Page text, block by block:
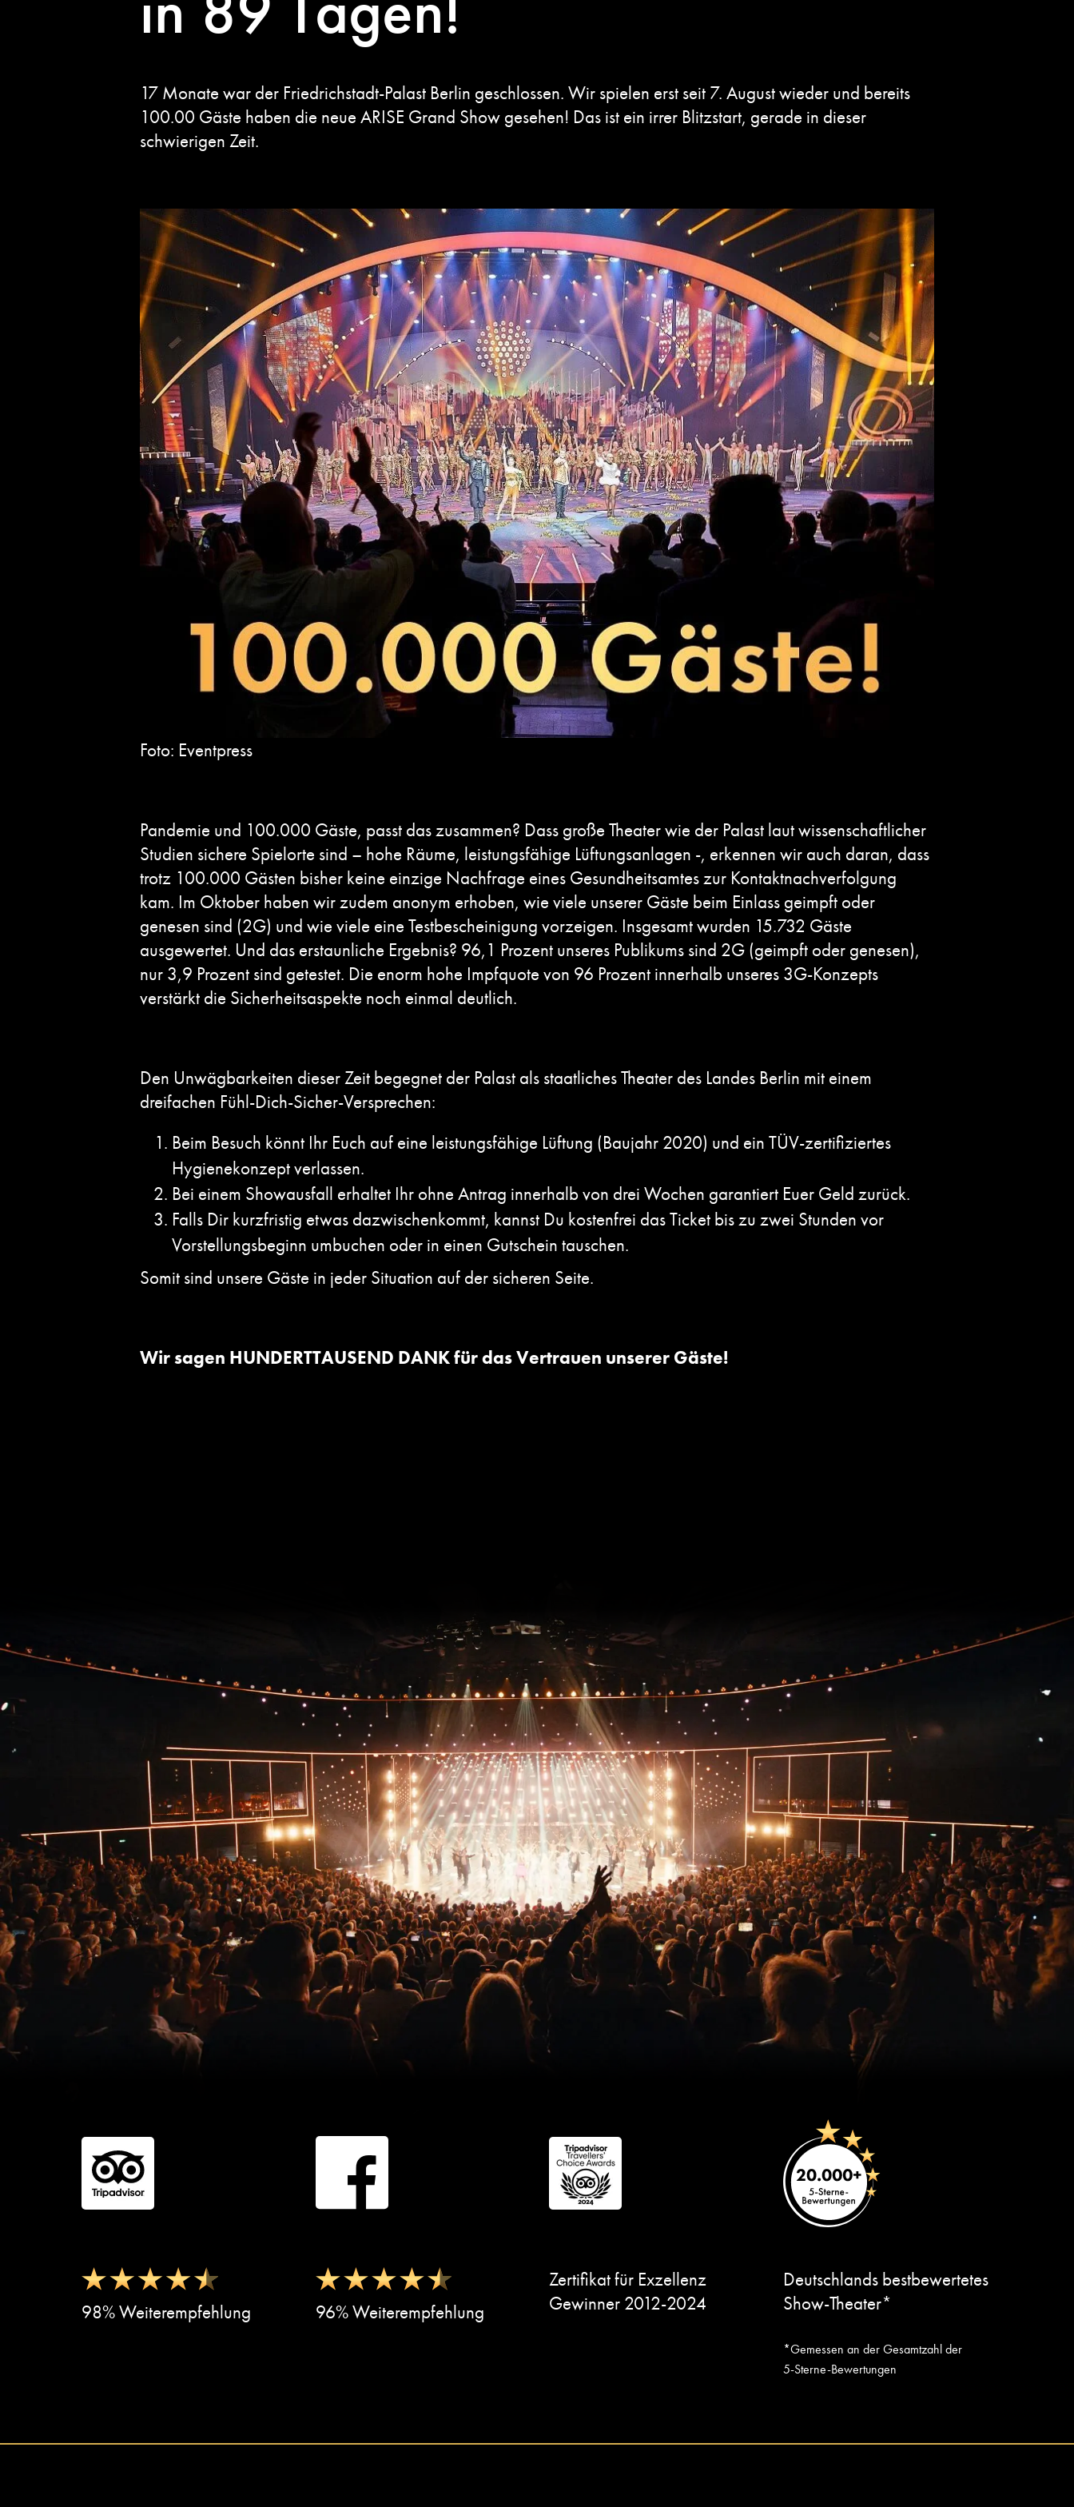
17 Monate war der Friedrichstadt-Palast Berlin geschlossen. Wir spielen erst seit 7. August wieder und bereits
100.00 Gäste haben die neue ARISE Grand Show gesehen! Das ist ein irrer Blitzstart, gerade in dieser
schwierigen Zeit.
Foto: Eventpress
Pandemie und 100.000 Gäste, passt das zusammen? Dass große Theater wie der Palast laut wissenschaftlicher
Studien sichere Spielorte sind – hohe Räume, leistungsfähige Lüftungsanlagen -, erkennen wir auch daran, dass
trotz 100.000 Gästen bisher keine einzige Nachfrage eines Gesundheitsamtes zur Kontaktnachverfolgung
kam. Im Oktober haben wir zudem anonym erhoben, wie viele unserer Gäste beim Einlass geimpft oder
genesen sind (2G) und wie viele eine Testbescheinigung vorzeigen. Insgesamt wurden 15.732 Gäste
ausgewertet. Und das erstaunliche Ergebnis? 96,1 Prozent unseres Publikums sind 2G (geimpft oder genesen),
nur 3,9 Prozent sind getestet. Die enorm hohe Impfquote von 96 Prozent innerhalb unseres 3G-Konzepts
verstärkt die Sicherheitsaspekte noch einmal deutlich.
Den Unwägbarkeiten dieser Zeit begegnet der Palast als staatliches Theater des Landes Berlin mit einem
dreifachen Fühl-Dich-Sicher-Versprechen:
Beim Besuch könnt Ihr Euch auf eine leistungsfähige Lüftung (Baujahr 2020) und ein TÜV-zertifiziertes
Hygienekonzept verlassen.
Bei einem Showausfall erhaltet Ihr ohne Antrag innerhalb von drei Wochen garantiert Euer Geld zurück.
Falls Dir kurzfristig etwas dazwischenkommt, kannst Du kostenfrei das Ticket bis zu zwei Stunden vor
Vorstellungsbeginn umbuchen oder in einen Gutschein tauschen.
Somit sind unsere Gäste in jeder Situation auf der sicheren Seite.
Wir sagen HUNDERTTAUSEND DANK für das Vertrauen unserer Gäste!
98% Weiterempfehlung 96% Weiterempfehlung
Zertifikat für Exzellenz
Gewinner 2012-2024
Deutschlands bestbewertetes
Show-Theater*
*Gemessen an der Gesamtzahl der
5-Sterne-Bewertungen